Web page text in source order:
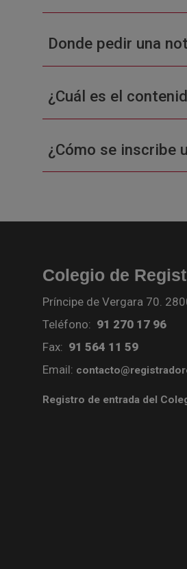
Donde pedir una
¿Cuál es el
¿Cómo se inscribe
Colegio de
Príncipe de Vergara 70.
Teléfono: 91 270 17 96
Fax: 91 564 11 59
Email:
Registro de entrada del